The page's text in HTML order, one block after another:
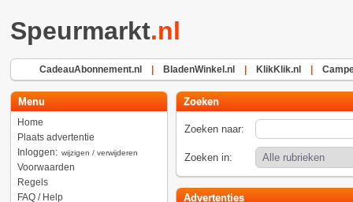
Speurmarkt.nl
CadeauAbonnement.nl BladenWinkel.nl KlikKlik.nl
Menu
Home
Plaats advertentie
Inloggen: wijzigen / verwijderen
Voorwaarden
Regels
FAQ / Help
Zoeken
Zoeken naar:
Zoeken in:
Advertenties